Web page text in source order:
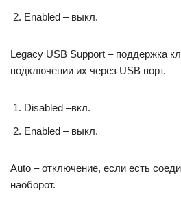
Enabled – выкл.
Legacy USB Support – поддержка
подключении их через USB порт.
Disabled –вкл.
Enabled – выкл.
Auto – отключение, если есть
наоборот.